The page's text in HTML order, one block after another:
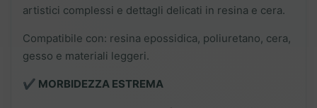
artistici complessi e dettagli delicati in resina e cera.
Compatibile con: resina epossidica, poliuretano, cera,
gesso e materiali leggeri.
✔️ MORBIDEZZA ESTREMA